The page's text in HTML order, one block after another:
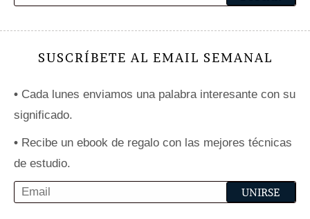
SUSCRÍBETE AL EMAIL SEMANAL
• Cada lunes enviamos una palabra interesante con su
significado.
• Recibe un ebook de regalo con las mejores técnicas
de estudio.